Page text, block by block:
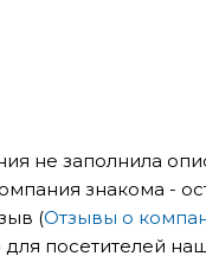
не заполнила
знакома -
(Отзывы о
для посетителей